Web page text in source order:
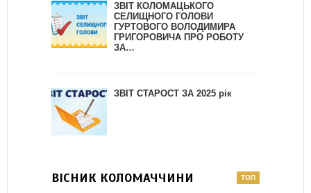
ЗВІТ КОЛОМАЦЬКОГО
СЕЛИЩНОГО ГОЛОВИ
ГУРТОВОГО ВОЛОДИМИРА
ГРИГОРОВИЧА ПРО РОБОТУ
ЗА…
ЗВІТ СТАРОСТ ЗА 2025 рік
ВІСНИК КОЛОМАЧЧИНИ